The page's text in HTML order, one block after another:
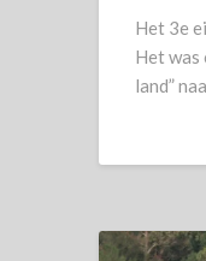
Het 3e
Het was
land”